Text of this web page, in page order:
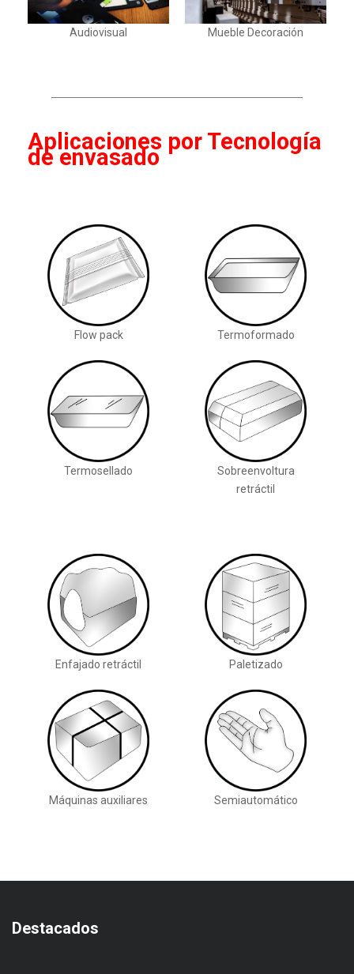
Audiovisual Mueble Decoración
Aplicaciones por Tecnología
de envasado
Flow pack Termoformado
Termosellado
Sobreenvoltura
retráctil
Enfajado retráctil Paletizado
Máquinas auxiliares Semiautomático
Destacados